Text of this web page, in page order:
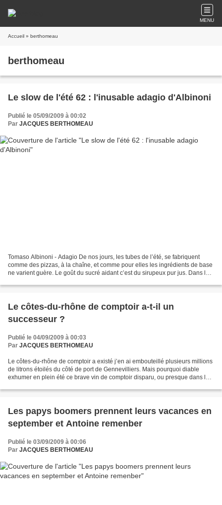
MENU
Accueil » berthomeau
berthomeau
Le slow de l'été 62 : l'inusable adagio d'Albinoni
Publié le 05/09/2009 à 00:02
Par JACQUES BERTHOMEAU
Tomaso Albinoni - Adagio De nos jours, les tubes de l’été, se fabriquent
comme des pizzas, à la chaîne, et comme pour elles les ingrédients de base
ne varient guère. Le goût du sucré aidant c’est du sirupeux pur jus. Dans les
Le côtes-du-rhône de comptoir a-t-il un
successeur ?
Publié le 04/09/2009 à 00:03
Par JACQUES BERTHOMEAU
Le côtes-du-rhône de comptoir a existé j’en ai embouteillé plusieurs millions
de litrons étoilés du côté de port de Gennevilliers. Mais pourquoi diable
exhumer en plein été ce brave vin de comptoir disparu, ou presque dans les
Les papys boomers prennent leurs vacances en
september et Antoine remenber
Publié le 03/09/2009 à 00:06
Par JACQUES BERTHOMEAU